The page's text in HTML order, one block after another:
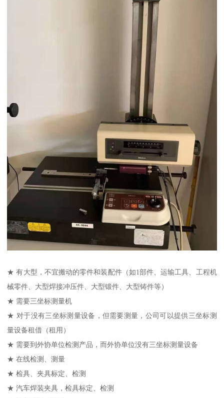
★ 有大型，不宜搬动的零件和装配件（如1部件、运输工具、工程机
械零件、大型焊接冲压件、大型锻件、大型铸件等）
★ 需要三坐标测量机
★ 对于没有三坐标测量设备，但需要测量，公司可以提供三坐标测
量设备租借（租用）
★ 需要到外协单位检测产品，而外协单位没有三坐标测量设备
★ 在线检测、测量
★ 检具、夹具标定、检测
★ 汽车焊装夹具，检具标定、检测